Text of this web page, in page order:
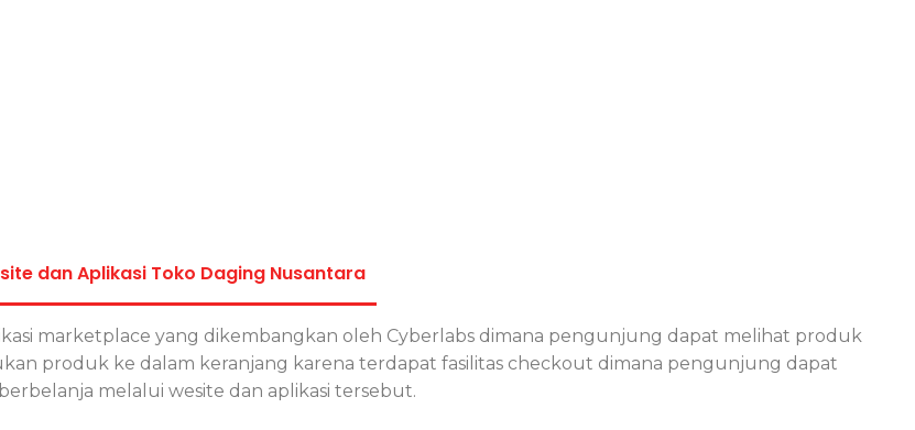
dan Aplikasi Toko Daging Nusantara
marketplace yang dikembangkan oleh Cyberlabs dimana pengunjung dapat melihat produk
produk ke dalam keranjang karena terdapat fasilitas checkout dimana pengunjung dapat
melalui wesite dan aplikasi tersebut.